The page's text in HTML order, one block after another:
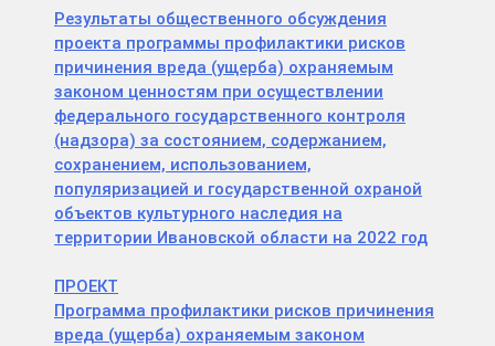
Результаты общественного обсуждения
проекта программы профилактики рисков
причинения вреда (ущерба) охраняемым
законом ценностям при осуществлении
федерального государственного контроля
(надзора) за состоянием, содержанием,
сохранением, использованием,
популяризацией и государственной охраной
объектов культурного наследия на
территории Ивановской области на 2022 год
ПРОЕКТ
Программа профилактики рисков причинения
вреда (ущерба) охраняемым законом